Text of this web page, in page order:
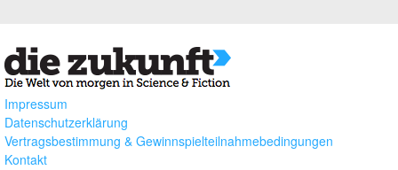
Impressum
Datenschutzerklärung
Vertragsbestimmung & Gewinnspielteilnahmebedingungen
Kontakt